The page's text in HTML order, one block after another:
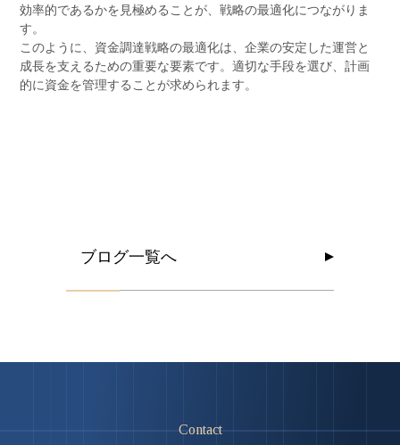
効率的であるかを見極めることが、戦略の最適化につながりま
す。
このように、資金調達戦略の最適化は、企業の安定した運営と
成長を支えるための重要な要素です。適切な手段を選び、計画
的に資金を管理することが求められます。
ブロ グ一覧へ
Contact